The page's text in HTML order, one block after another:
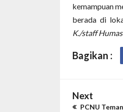
kemampuan
berada di
K./staff
Bagikan :
Next
PCNU